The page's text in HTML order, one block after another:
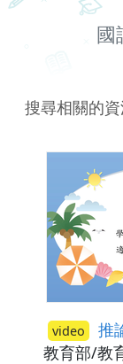
國
搜尋相關的
video 推
教育部/教